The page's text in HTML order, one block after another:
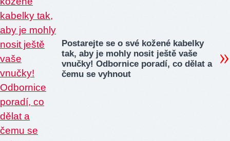
Postarejte se o své kožené kabelky
tak, aby je mohly nosit ještě vaše
vnučky! Odbornice poradí, co dělat a
čemu se vyhnout